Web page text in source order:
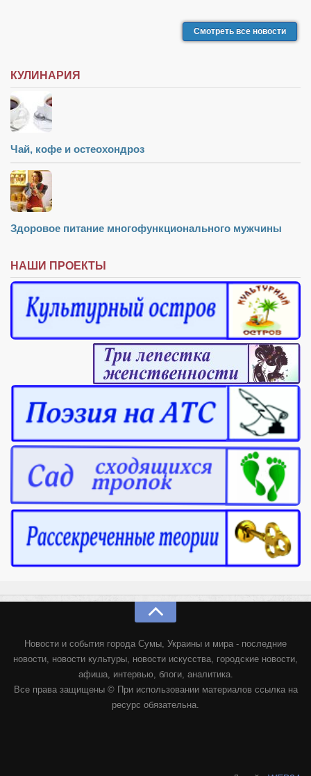
Смотреть все новости
КУЛИНАРИЯ
Чай, кофе и остеохондроз
Здоровое питание многофункционального мужчины
НАШИ ПРОЕКТЫ
Новости и события города Сумы, Украины и мира - последние
новости, новости культуры, новости искусства, городские новости,
афиша, интервью, блоги, аналитика.
Все права защищены © При использовании материалов ссылка на
ресурс обязательна.